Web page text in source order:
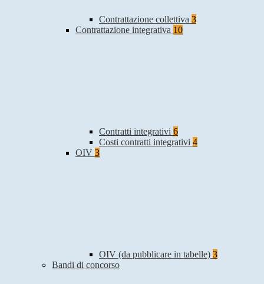
Contrattazione collettiva 3
Contrattazione integrativa 10
Contratti integrativi 6
Costi contratti integrativi 4
OIV 3
OIV (da pubblicare in tabelle) 3
Bandi di concorso